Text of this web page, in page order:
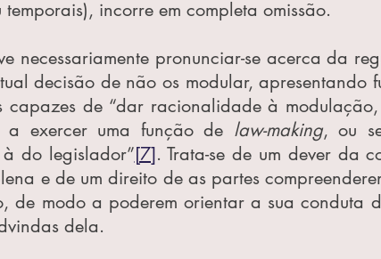
incorre em completa omissão.
necessariamente pronunciar-se acerca da
decisão de não os modular, apresentando
capazes de “dar racionalidade à
a exercer uma função de law-making, ou
à do legislador”[7]. Trata-se de um dever da
e de um direito de as partes
de modo a poderem orientar a sua conduta
dela.